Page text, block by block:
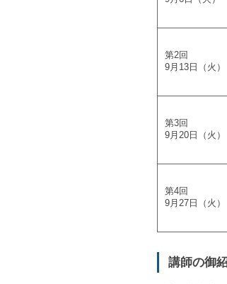
第2回
9月13日（火）
第3回
9月20日（火）
第4回
9月27日（火）
講師の御